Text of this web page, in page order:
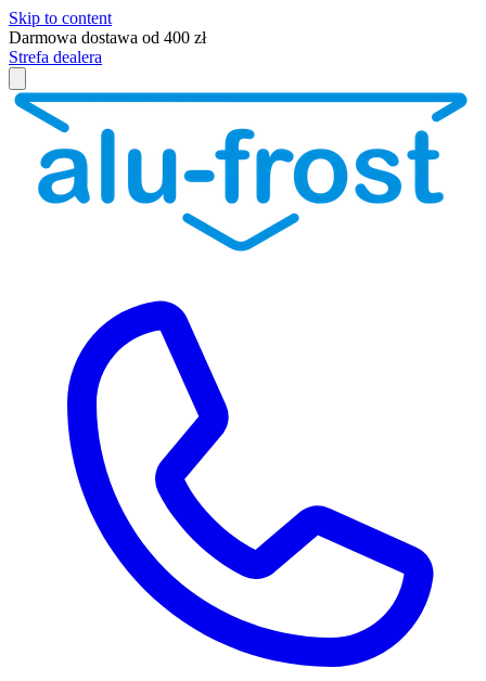
Skip to content
Darmowa dostawa od 400 zł
Strefa dealera